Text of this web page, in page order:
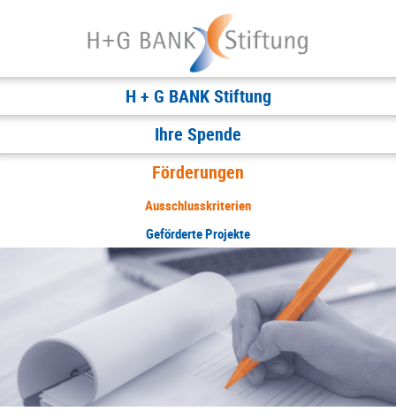
H + G BANK Stiftung
Ihre Spende
Förderungen
Ausschlusskriterien
Geförderte Projekte